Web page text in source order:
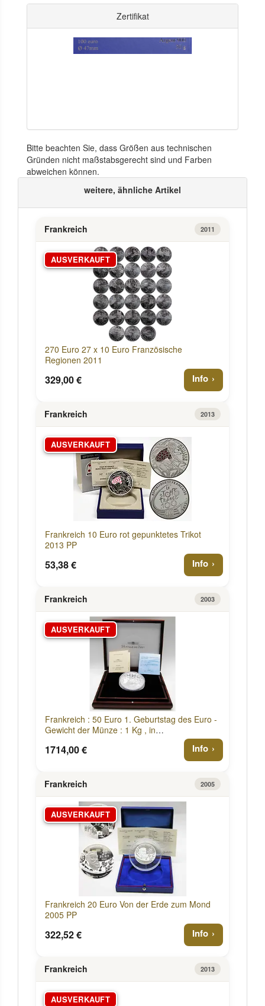
Zertifikat
Bitte beachten Sie, dass Größen aus technischen
Gründen nicht maßstabsgerecht sind und Farben
abweichen können.
weitere, ähnliche Artikel
Frankreich 2011
AUSVERKAUFT
270 Euro 27 x 10 Euro Französische
Regionen 2011
329,00 € Info
Frankreich 2013
AUSVERKAUFT
Frankreich 10 Euro rot gepunktetes Trikot
2013 PP
53,38 € Info
Frankreich 2003
AUSVERKAUFT
Frankreich : 50 Euro 1. Geburtstag des Euro -
Gewicht der Münze : 1 Kg , in
Originalholzkassette mit Zertifikat 2003 PP
1714,00 € Info
Frankreich 2005
AUSVERKAUFT
Frankreich 20 Euro Von der Erde zum Mond
2005 PP
322,52 € Info
Frankreich 2013
AUSVERKAUFT